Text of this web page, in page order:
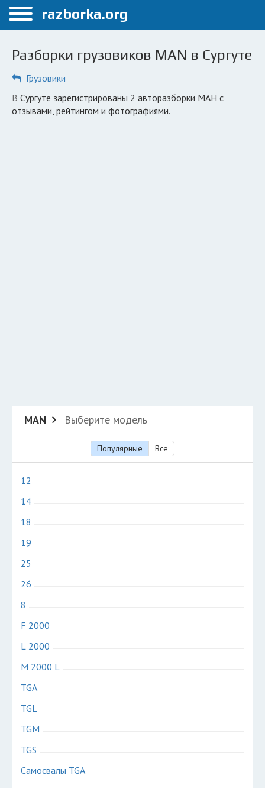
Меню
Сургут
ПОЛЬЗОВАТЕЛЯМ
Каталог разборок
Разборки грузовиков MAN в Сургуте
Грузовики
в Сургуте зарегистрированы 2 авторазборки МАН с
отзывами, рейтингом и фотографиями.
MAN Выберите модель
Популярные Все
12
14
18
19
25
26
8
F 2000
L 2000
M 2000 L
TGA
TGL
TGM
TGS
Самосвалы TGA
razborka.org